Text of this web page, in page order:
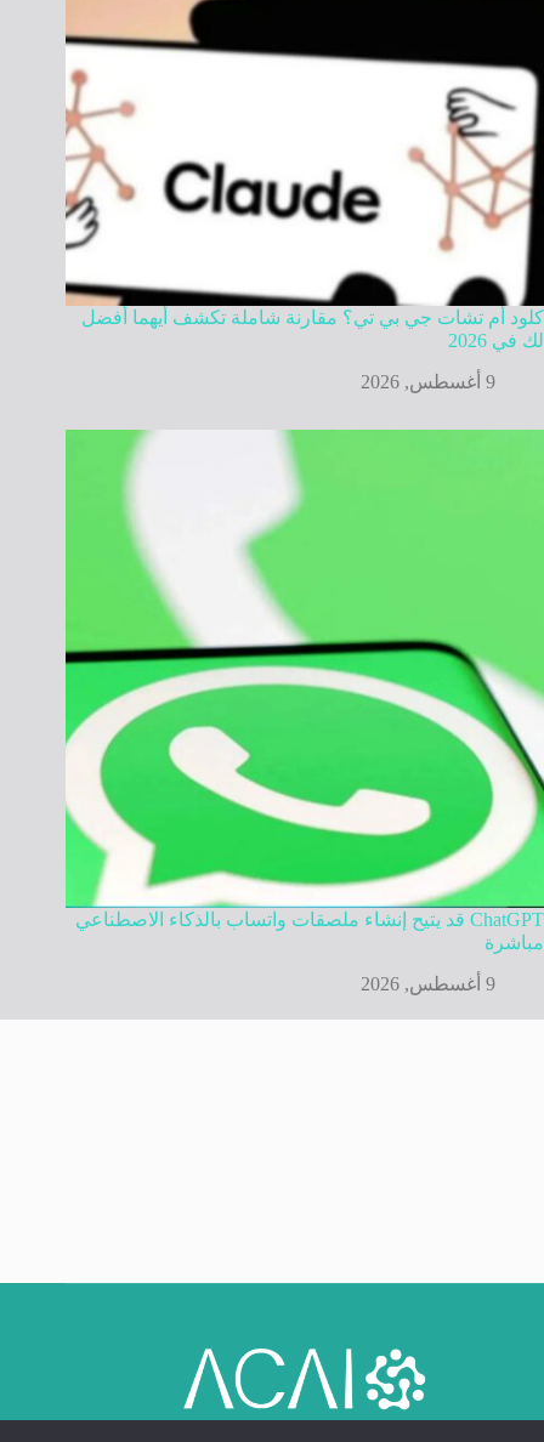
كلود أم تشات جي بي تي؟ مقارنة شاملة تكشف أيهما أفضل
لك في 2026
9 أغسطس, 2026
ChatGPT قد يتيح إنشاء ملصقات واتساب بالذكاء الاصطناعي
مباشرة
9 أغسطس, 2026